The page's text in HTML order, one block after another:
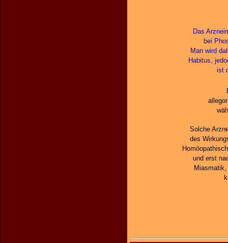
Das
bei
Man wird
Habitus,
ist
Solche
des
und erst